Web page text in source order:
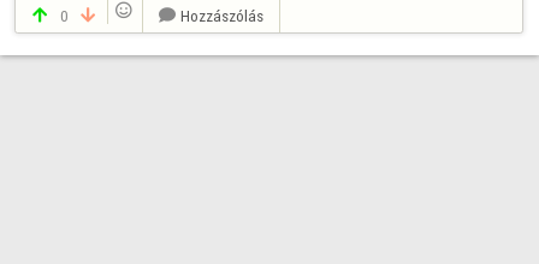
 0    Hozzászólás